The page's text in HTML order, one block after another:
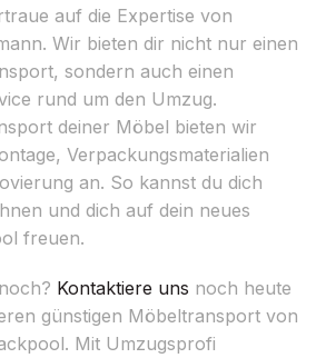
auf die Expertise von
Wir bieten dir nicht nur einen
sondern auch einen
rund um den Umzug.
deiner Möbel bieten wir
Verpackungsmaterialien
an. So kannst du dich
und dich auf dein neues
freuen.
Kontaktiere uns noch heute
günstigen Möbeltransport von
Mit Umzugsprofi